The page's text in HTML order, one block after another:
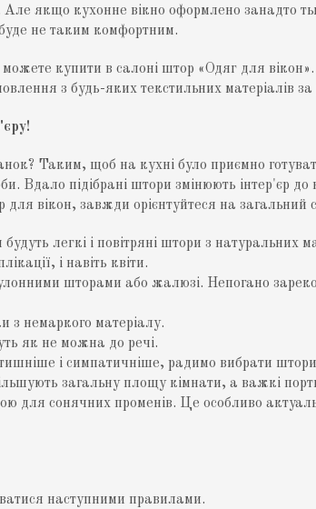
якщо кухонне вікно оформлено занадто
не таким комфортним.
купити в салоні штор «Одяг для вікон».
з будь-яких текстильних матеріалів
Таким, щоб на кухні було приємно
Вдало підібрані штори змінюють інтер'єр до
вікон, завжди орієнтуйтеся на загальний
легкі і повітряні штори з натуральних
і навіть квіти.
шторами або жалюзі. Непогано
з немаркого матеріалу.
як не можна до речі.
і симпатичніше, радимо вибрати штори
загальну площу кімнати, а важкі
для сонячних променів. Це особливо
наступними правилами.